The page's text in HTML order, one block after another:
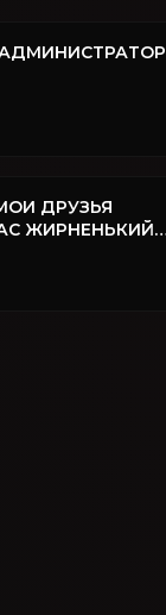
АДМИНИСТРАТОР
ДРУЗЬЯ
ЖИРНЕНЬКИЙ